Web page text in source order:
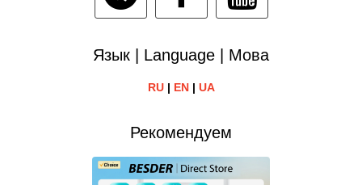
Язык | Language | Мова
RU| EN| UA
Рекомендуем